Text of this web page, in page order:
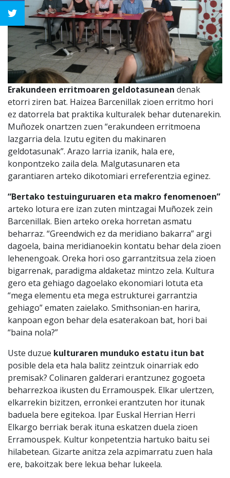
Erakundeen erritmoaren geldotasunean denak
etorri ziren bat. Haizea Barcenillak zioen erritmo hori
ez datorrela bat praktika kulturalek behar dutenarekin.
Muñozek onartzen zuen “erakundeen erritmoena
lazgarria dela. Izutu egiten du makinaren
geldotasunak”. Arazo larria izanik, hala ere,
konpontzeko zaila dela. Malgutasunaren eta
garantiaren arteko dikotomiari erreferentzia eginez.
“Bertako testuinguruaren eta makro fenomenoen”
arteko lotura ere izan zuten mintzagai Muñozek zein
Barcenillak. Bien arteko oreka horretan asmatu
beharraz. “Greendwich ez da meridiano bakarra” argi
dagoela, baina meridianoekin kontatu behar dela zioen
lehenengoak. Oreka hori oso garrantzitsua zela zioen
bigarrenak, paradigma aldaketaz mintzo zela. Kultura
gero eta gehiago dagoelako ekonomiari lotuta eta
“mega elementu eta mega estrukturei garrantzia
gehiago” ematen zaielako. Smithsonian-en harira,
kanpoan egon behar dela esaterakoan bat, hori bai
“baina nola?”
Uste duzue kulturaren munduko estatu itun bat
posible dela eta hala balitz zeintzuk oinarriak edo
premisak? Colinaren galderari erantzunez gogoeta
beharrezkoa ikusten du Erramouspek. Elkar ulertzen,
elkarrekin bizitzen, erronkei erantzuten hor itunak
baduela bere egitekoa. Ipar Euskal Herrian Herri
Elkargo berriak berak ituna eskatzen duela zioen
Erramouspek. Kultur konpetentzia hartuko baitu sei
hilabetean. Gizarte anitza zela azpimarratu zuen hala
ere, bakoitzak bere lekua behar lukeela.